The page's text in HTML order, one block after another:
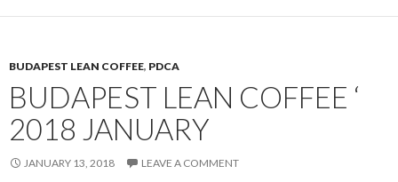
BUDAPEST LEAN COFFEE, PDCA
BUDAPEST LEAN COFFEE ‘
2018 JANUARY
JANUARY 13, 2018 LEAVE A COMMENT